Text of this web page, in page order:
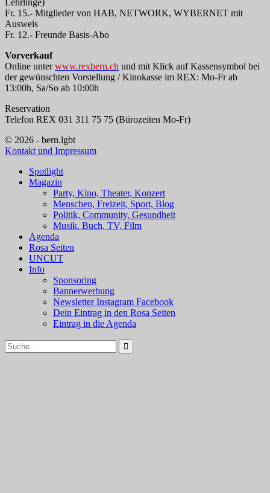
Lehrlinge)
Fr. 15.- Mitglieder von HAB, NETWORK, WYBERNET mit
Ausweis
Fr. 12.- Freunde Basis-Abo
Vorverkauf
Online unterwww.rexbern.ch und mit Klick auf Kassensymbol bei
der gewünschten Vorstellung / Kinokasse im REX: Mo-Fr ab
13:00h, Sa/So ab 10:00h
Reservation
Telefon REX 031 311 75 75 (Bürozeiten Mo-Fr)
© 2026 - bern.lgbt
Kontakt und Impressum
Spotlight
Magazin
Party, Kino, Theater, Konzert
Menschen, Freizeit, Sport, Blog
Politik, Community, Gesundheit
Musik, Buch, TV, Film
Agenda
Rosa Seiten
UNCUT
Info
Sponsoring
Bannerwerbung
Newsletter Instagram Facebook
Dein Eintrag in den Rosa Seiten
Eintrag in die Agenda